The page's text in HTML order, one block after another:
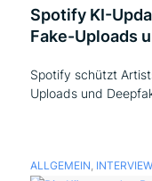
Spotify KI-
Fake-Uploads
Spotify schützt
Uploads und
ALLGEMEIN,